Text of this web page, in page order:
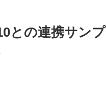
との連携サンプ